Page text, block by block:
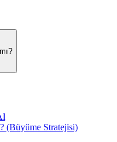
(Büyüme Stratejisi)